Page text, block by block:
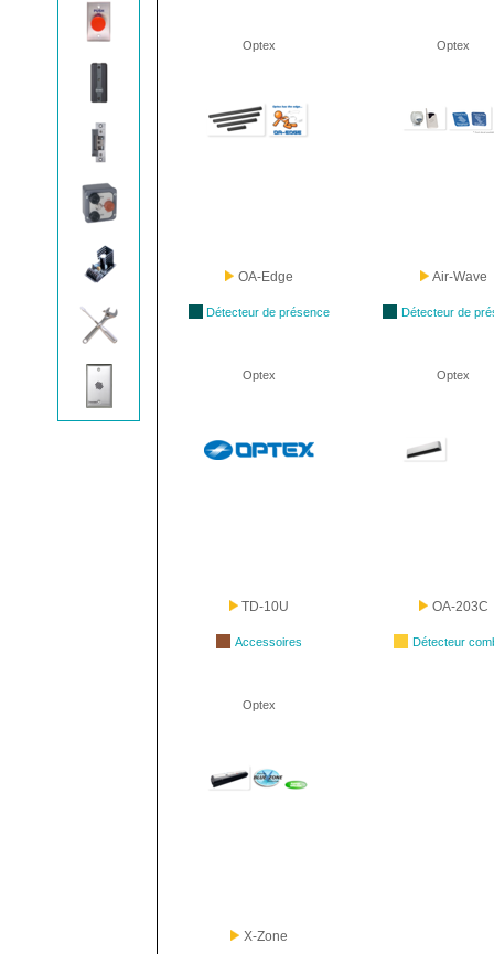
Optex Optex
OA-Edge Air-Wave
Détecteur de présence Détecteur de
Optex Optex
TD-10U OA-203C
Accessoires Détecteur
Optex
X-Zone